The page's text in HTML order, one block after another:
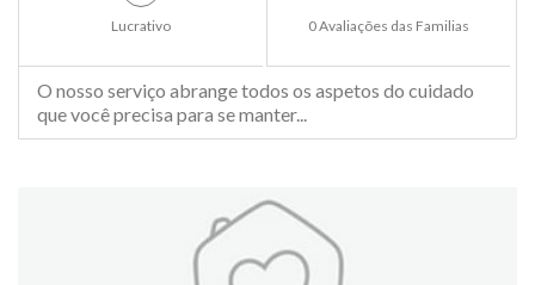
Lucrativo 0 Avaliações das Familias
O nosso serviço abrange todos os aspetos do cuidado
que você precisa para se manter...